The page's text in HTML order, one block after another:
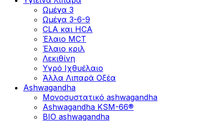
Ωμέγα 3
Ωμέγα 3-6-9
CLA και HCA
Έλαιο MCT
Έλαιο κριλ
Λεκιθίνη
Υγρό Ιχθυέλαιο
Άλλα Λιπαρά Οξέα
Ashwagandha
Μονοσυστατικό ashwagandha
Ashwagandha KSM-66®
BIO ashwagandha